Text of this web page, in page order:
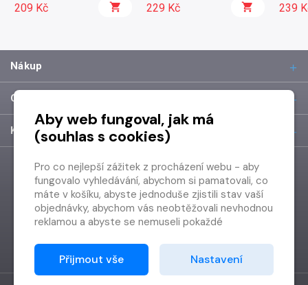
209 Kč 229 Kč 239
Nákup
O společnosti
Kontakt
Aby web fungoval, jak má
(souhlas s cookies)
Pro co nejlepší zážitek z procházení webu - aby
fungovalo vyhledávání, abychom si pamatovali, co
máte v košíku, abyste jednoduše zjistili stav vaší
objednávky, abychom vás neobtěžovali nevhodnou
reklamou a abyste se nemuseli pokaždé
Proto od vás potřebujeme souhlas se
zpracováním souborů cookies
Přijmout vše Nastavení